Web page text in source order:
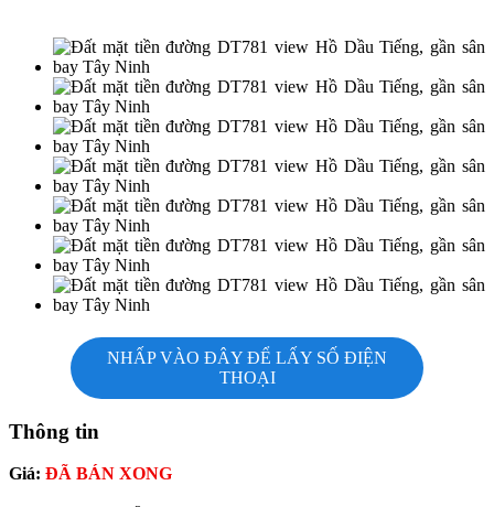
NHẤP VÀO ĐÂY ĐỂ LẤY SỐ ĐIỆN
THOẠI
Thông tin
Giá: ĐÃ BÁN XONG